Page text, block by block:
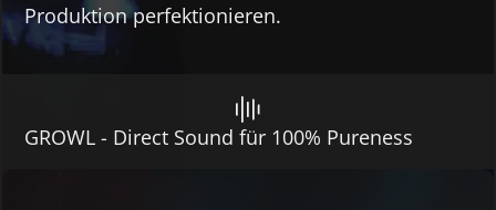
Produktion perfektionieren.
GROWL - Direct Sound für 100% Pureness